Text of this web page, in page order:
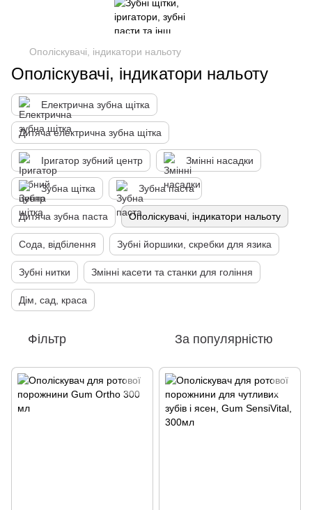
Ополіскувачі, індикатори нальоту
Ополіскувачі, індикатори нальоту
Електрична зубна щітка
Дитяча електрична зубна щітка
Іригатор зубний центр Змінні насадки
Зубна щітка Зубна паста
Дитяча зубна паста Ополіскувачі, індикатори нальоту
Сода, відбілення Зубні йоршики, скребки для язика
Зубні нитки Змінні касети та станки для гоління
Дім, сад, краса
Фільтр За популярністю